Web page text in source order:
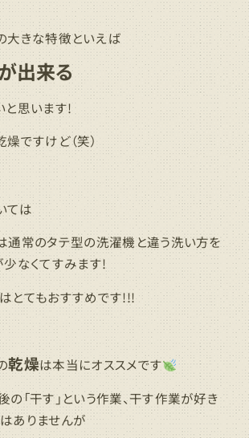
大きな特徴といえば
出来る
と思います!
ですけど（笑）
ては
通常のタテ型の洗濯機と違う洗い方を
少なくてすみます!
とてもおすすめです!!!
乾燥は本当にオススメです
「干す」という作業、干す作業が好き
ありませんが